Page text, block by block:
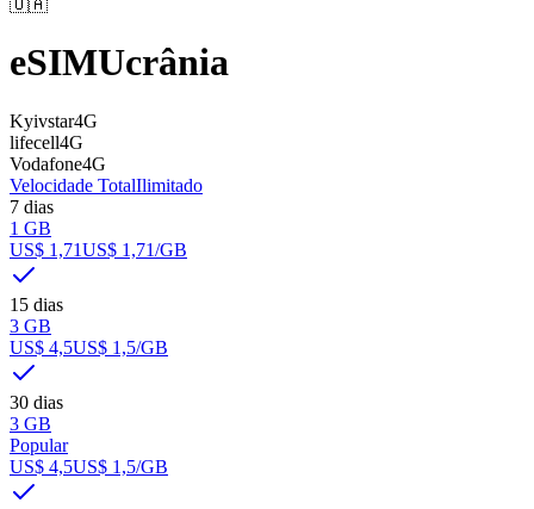
🇺🇦
eSIMUcrânia
Kyivstar4G
lifecell4G
Vodafone4G
Velocidade TotalIlimitado
7 dias
1 GB
US$ 1,71US$ 1,71/GB
15 dias
3 GB
US$ 4,5US$ 1,5/GB
30 dias
3 GB
Popular
US$ 4,5US$ 1,5/GB